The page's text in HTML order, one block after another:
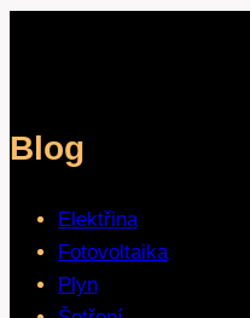
Blog
Elektřina
Fotovoltaika
Plyn